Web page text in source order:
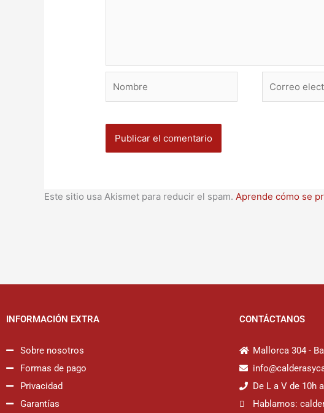
electrónico
Este sitio usa Akismet para reducir el spam. Aprende cómo se
INFORMACIÓN EXTRA
Sobre nosotros
Formas de pago
Privacidad
Garantías
CONTÁCTANOS
Mallorca 304 -
De L a V de 10h
Hablamos: